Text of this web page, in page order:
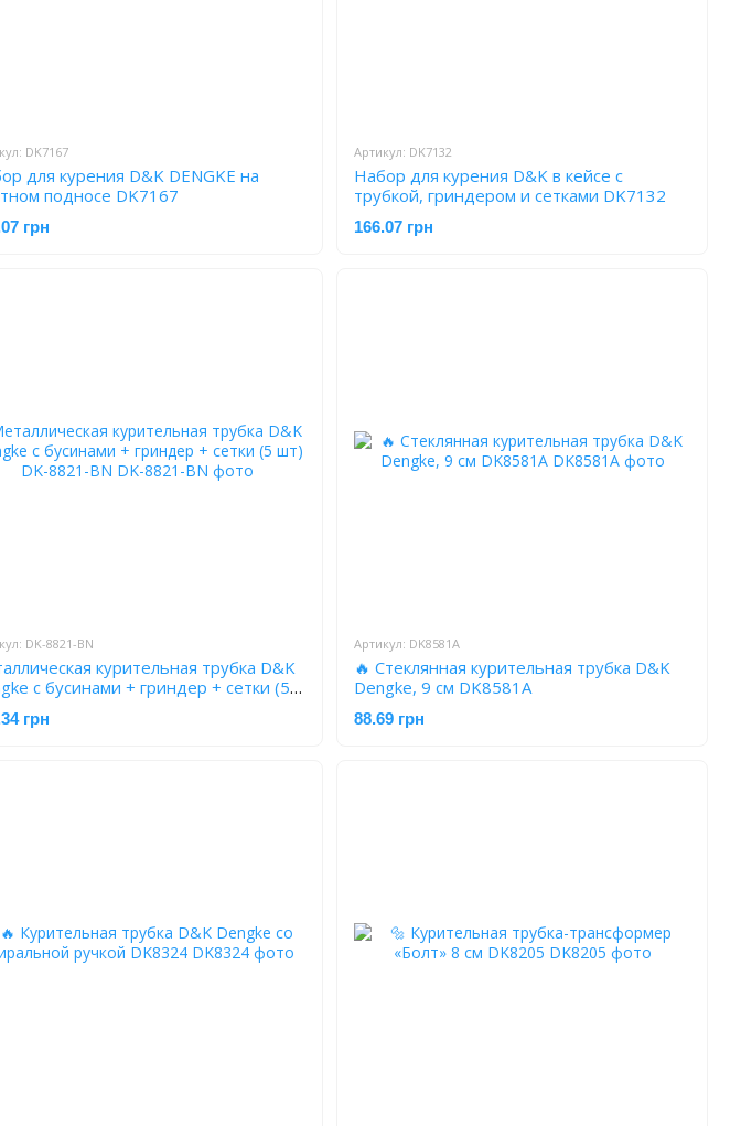
DK7167
для курения D&K DENGKE на
подносе DK7167
грн
Артикул: DK7132
Набор для курения D&K в кейсе с
трубкой, гриндером и сетками DK7132
166.07 грн
DK-8821-BN
курительная трубка D&K
с бусинами + гриндер + сетки (5
8821-BN
грн
Артикул: DK8581A
🔥 Стеклянная курительная трубка D&K
Dengke, 9 см DK8581A
88.69 грн